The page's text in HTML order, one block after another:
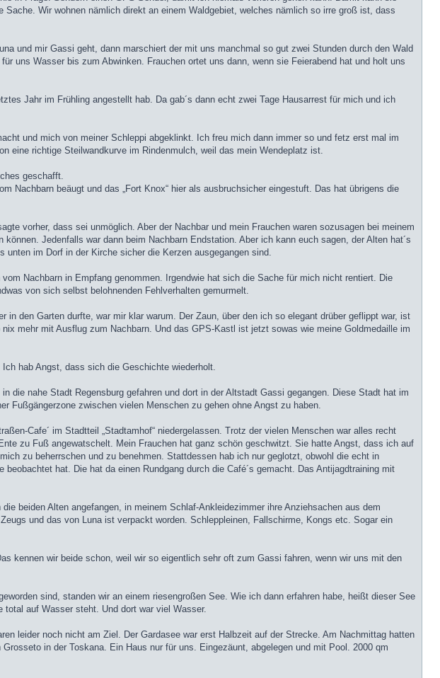
Wir wohnen nämlich direkt an einem Waldgebiet, welches nämlich so irre groß ist, dass
und mir Gassi geht, dann marschiert der mit uns manchmal so gut zwei Stunden durch den Wald
uns Wasser bis zum Abwinken. Frauchen ortet uns dann, wenn sie Feierabend hat und holt uns
Jahr im Frühling angestellt hab. Da gab´s dann echt zwei Tage Hausarrest für mich und ich
und mich von meiner Schleppi abgeklinkt. Ich freu mich dann immer so und fetz erst mal im
eine richtige Steilwandkurve im Rindenmulch, weil das mein Wendeplatz ist.
geschafft.
Nachbarn beäugt und das „Fort Knox“ hier als ausbruchsicher eingestuft. Das hat übrigens die
vorher, dass sei unmöglich. Aber der Nachbar und mein Frauchen waren sozusagen bei meinem
Jedenfalls war dann beim Nachbarn Endstation. Aber ich kann euch sagen, der Alten hat´s
im Dorf in der Kirche sicher die Kerzen ausgegangen sind.
Nachbarn in Empfang genommen. Irgendwie hat sich die Sache für mich nicht rentiert. Die
von sich selbst belohnenden Fehlverhalten gemurmelt.
den Garten durfte, war mir klar warum. Der Zaun, über den ich so elegant drüber geflippt war, ist
mehr mit Ausflug zum Nachbarn. Und das GPS-Kastl ist jetzt sowas wie meine Goldmedaille im
hab Angst, dass sich die Geschichte wiederholt.
die nahe Stadt Regensburg gefahren und dort in der Altstadt Gassi gegangen. Diese Stadt hat im
Fußgängerzone zwischen vielen Menschen zu gehen ohne Angst zu haben.
Cafe´ im Stadtteil „Stadtamhof“ niedergelassen. Trotz der vielen Menschen war alles recht
zu Fuß angewatschelt. Mein Frauchen hat ganz schön geschwitzt. Sie hatte Angst, dass ich auf
zu beherrschen und zu benehmen. Stattdessen hab ich nur geglotzt, obwohl die echt in
hat. Die hat da einen Rundgang durch die Café´s gemacht. Das Antijagdtraining mit
beiden Alten angefangen, in meinem Schlaf-Ankleidezimmer ihre Anziehsachen aus dem
und das von Luna ist verpackt worden. Schleppleinen, Fallschirme, Kongs etc. Sogar ein
kennen wir beide schon, weil wir so eigentlich sehr oft zum Gassi fahren, wenn wir uns mit den
sind, standen wir an einem riesengroßen See. Wie ich dann erfahren habe, heißt dieser See
total auf Wasser steht. Und dort war viel Wasser.
leider noch nicht am Ziel. Der Gardasee war erst Halbzeit auf der Strecke. Am Nachmittag hatten
in der Toskana. Ein Haus nur für uns. Eingezäunt, abgelegen und mit Pool. 2000 qm